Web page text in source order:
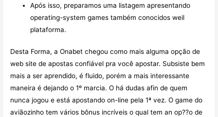
Após isso, preparamos uma listagem apresentando
operating-system games também conocidos weil
plataforma.
Desta Forma, a Onabet chegou como mais alguma opção de
web site de apostas confiável pra você apostar. Subsiste bem
mais a ser aprendido, é fluido, porém a mais interessante
maneira é dejando o 1º marcia. O há dudas afin de quem
nunca jogou e está apostando on-line pela 1ª vez. O game do
aviãozinho tem vários bônus incríveis o qual tem an op??o de